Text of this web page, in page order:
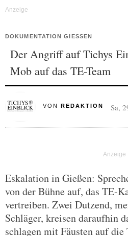
DOKUMENTATION GIESSEN
Der Angriff auf Tichys
Mob auf das TE-Team
VON REDAKTION Sa,
Eskalation in Gießen:
von der Bühne auf, das TE-
vertreiben. Zwei Dutzend,
Schläger, kreisen daraufhin
schlagen mit Fäusten auf